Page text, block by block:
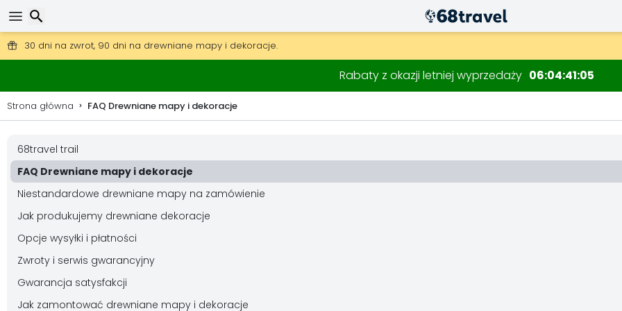
Darmowa wysyłka przy zamówieniach powyżej 345 zł.
30 dni na zwrot, 90 dni na drewniane mapy i dekoracje.
Rabaty z okazji letniej wyprzedaży 06044104
Strona główna FAQ Drewniane mapy i dekoracje
68travel trail
FAQ Drewniane mapy i dekoracje
Niestandardowe drewniane mapy na zamówienie
Jak produkujemy drewniane dekoracje
Opcje wysyłki i płatności
Zwroty i serwis gwarancyjny
Gwarancja satysfakcji
Jak zamontować drewniane mapy i dekoracje